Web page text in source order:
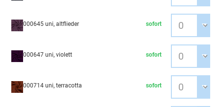
000645 uni, altflieder sofort
000647 uni, violett sofort
000714 uni, terracotta sofort